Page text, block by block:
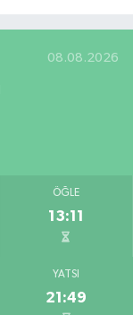
08.08.2026
ÖĞLE
13:11
YATSI
21:49